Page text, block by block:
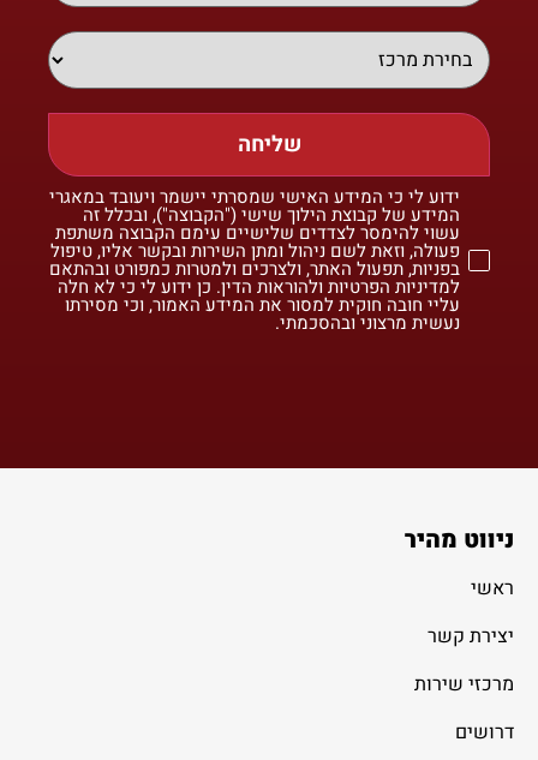
שליחה
ידוע לי כי המידע האישי שמסרתי יישמר ויעובד במאגרי
המידע של קבוצת הילוך שישי ("הקבוצה"), ובכלל זה
עשוי להימסר לצדדים שלישיים עימם הקבוצה משתפת
פעולה, וזאת לשם ניהול ומתן השירות ובקשר אליו, טיפול
בפניות, תפעול האתר, ולצרכים ולמטרות כמפורט ובהתאם
למדיניות הפרטיות ולהוראות הדין. כן ידוע לי כי לא חלה
עליי חובה חוקית למסור את המידע האמור, וכי מסירתו
נעשית מרצוני ובהסכמתי.
ניווט מהיר
ראשי
יצירת קשר
מרכזי שירות
דרושים